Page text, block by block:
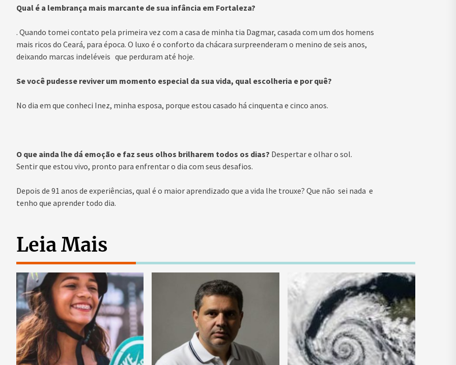
Qual é a lembrança mais marcante de sua infância em Fortaleza?
. Quando tomei contato pela primeira vez com a casa de minha tia Dagmar, casada com um dos homens
mais ricos do Ceará, para época. O luxo é o conforto da chácara surpreenderam o menino de seis anos,
deixando marcas indeléveis que perduram até hoje.
Se você pudesse reviver um momento especial da sua vida, qual escolheria e por quê?
No dia em que conheci Inez, minha esposa, porque estou casado há cinquenta e cinco anos.
O que ainda lhe dá emoção e faz seus olhos brilharem todos os dias? Despertar e olhar o sol.
Sentir que estou vivo, pronto para enfrentar o dia com seus desafios.
Depois de 91 anos de experiências, qual é o maior aprendizado que a vida lhe trouxe? Que não sei nada e
tenho que aprender todo dia.
Leia Mais